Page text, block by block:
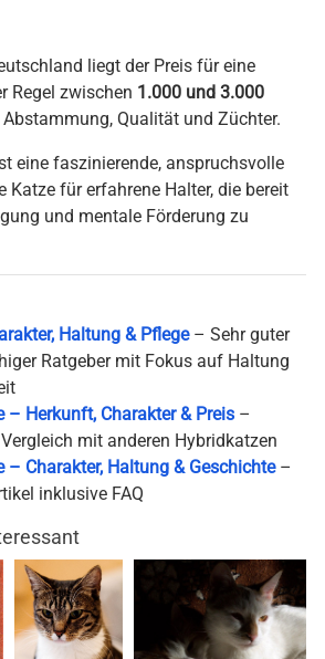
liegt der Preis für eine
Regel zwischen 1.000 und 3.000
Qualität und Züchter.
eine faszinierende, anspruchsvolle
Katze für erfahrene Halter, die bereit
und mentale Förderung zu
Haltung & Pflege– Sehr guter
Ratgeber mit Fokus auf Haltung
– Herkunft, Charakter & Preis –
mit anderen Hybridkatzen
– Charakter, Haltung & Geschichte–
inklusive FAQ